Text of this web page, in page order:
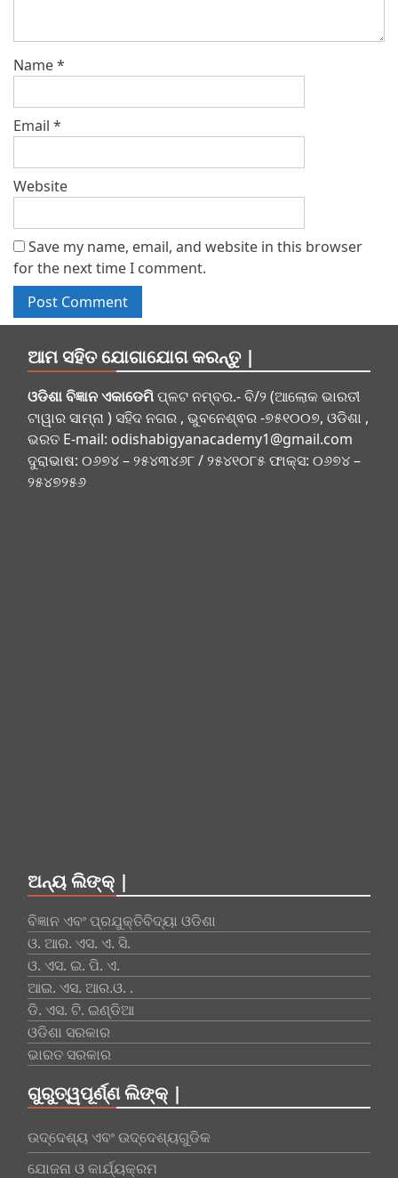
Name*
Email *
Website
Save my name, email, and website in this browser
for the next time I comment.
ଆମ ସହିତ ଯୋଗାଯୋଗ କରନ୍ତୁ |
ଓଡିଶା ବିଜ୍ଞାନ ଏକାଡେମିପ୍ଳଟ ନମ୍ବର.- ବି/୨ (ଆଲୋକ ଭାରତୀ
ଟାୱାର ସାମ୍ନା ) ସହିଦ ନଗର , ଭୁବନେଶ୍ଵର -୭୫୧୦୦୭, ଓଡିଶା ,
ଭରତ E-mail: odishabigyanacademy1@gmail.com
ଦୁରାଭାଷ: ୦୬୭୪ – ୨୫୪୩୪୬୮ / ୨୫୪୧୦୮୫ ଫାକ୍ସ: ୦୬୭୪ –
୨୫୪୭୨୫୬
ଅନ୍ୟ ଲିଙ୍କ୍ |
ବିଜ୍ଞାନ ଏବଂ ପ୍ରଯୁକ୍ତିବିଦ୍ୟା ଓଡିଶା
ଓ. ଆର. ଏସ. ଏ. ସି.
ଓ. ଏସ. ଇ. ପି. ଏ.
ଆଇ. ଏସ. ଆର.ଓ. .
ଡି. ଏସ. ଟି. ଇଣ୍ଡିଆ
ଓଡିଶା ସରକାର
ଭାରତ ସରକାର
ଗୁରୁତ୍ୱପୂର୍ଣ୍ଣ ଲିଙ୍କ୍ |
ଉଦ୍ଦେଶ୍ୟ ଏବଂ ଉଦ୍ଦେଶ୍ୟଗୁଡିକ
ଯୋଜନା ଓ କାର୍ଯ୍ୟକ୍ରମ